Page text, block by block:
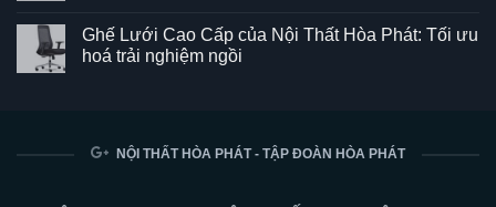
–
Kết
hợp
và
bình
luận
ở
chuyên
Ghế Lưới Cao Cấp của Nội Thất Hòa Phát: Tối ưu
hoá trải nghiệm ngồi
Ghế
NỘI THẤT HÒA PHÁT - TẬP ĐOÀN HÒA PHÁT